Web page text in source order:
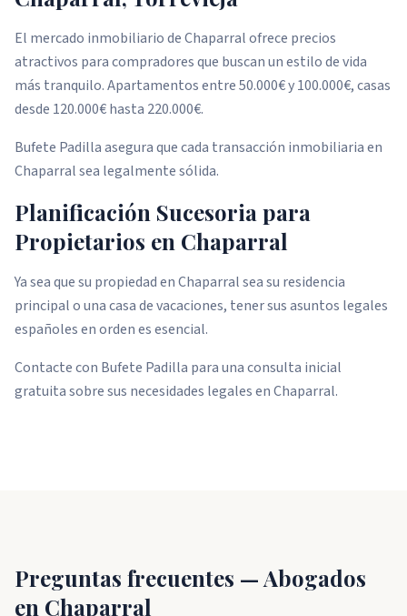
El mercado inmobiliario de Chaparral ofrece precios
atractivos para compradores que buscan un estilo de vida
más tranquilo. Apartamentos entre 50.000€ y 100.000€, casas
desde 120.000€ hasta 220.000€.
Bufete Padilla asegura que cada transacción inmobiliaria en
Chaparral sea legalmente sólida.
Planificación Sucesoria para
Propietarios en Chaparral
Ya sea que su propiedad en Chaparral sea su residencia
principal o una casa de vacaciones, tener sus asuntos legales
españoles en orden es esencial.
Contacte con Bufete Padilla para una consulta inicial
gratuita sobre sus necesidades legales en Chaparral.
Preguntas frecuentes — Abogados
en Chaparral